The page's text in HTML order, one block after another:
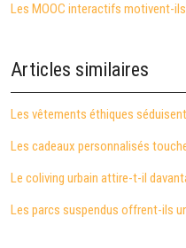
Les MOOC interactifs motivent-
Articles similaires
Les vêtements éthiques
Les cadeaux personnalisés
Le coliving urbain attire-t-il
Les parcs suspendus offrent-ils